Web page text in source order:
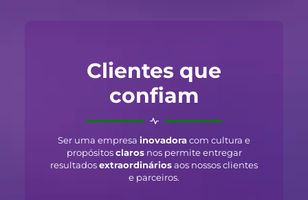
Clientes que
confiam
Ser uma empresa inovadoracom cultura e
propósitosclarosnos permite entregar
resultadosextraordináriosaos nossos clientes
e parceiros.